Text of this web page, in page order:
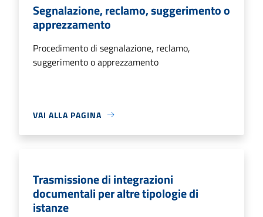
Segnalazione, reclamo, suggerimento o
apprezzamento
Procedimento di segnalazione, reclamo,
suggerimento o apprezzamento
VAI ALLA PAGINA
Trasmissione di integrazioni
documentali per altre tipologie di
istanze